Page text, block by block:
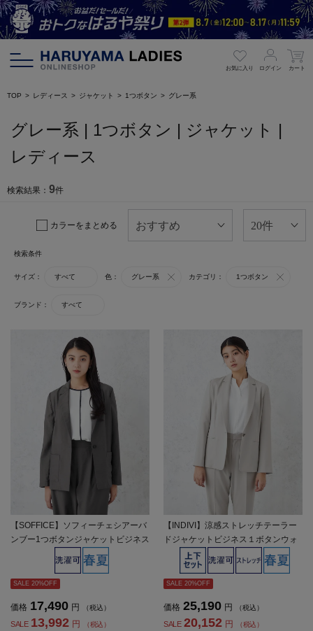
お気に入り ログイン カート
TOP レディース ジャケット 1つボタン グレー系
グレー系 | 1つボタン | ジャケット |
レディース
検索結果： 9件
カラーをまとめる
検索条件
サイズ： すべて 色： グレー系 カテゴリ： 1つボタン
ブランド： すべて
【SOFFICE】ソフィーチェシアーバ
ンブー1つボタンジャケットビジネス
ウォッシャブル軽量春夏【レディー
SALE 20%OFF
価格 17,490 円 （税込）
SALE 13,992 円 （税込）
【INDIVI】涼感ストレッチテーラー
ドジャケットビジネス１ボタンウォ
ッシャブル春夏【レディース】
SALE 20%OFF
価格 25,190 円 （税込）
SALE 20,152 円 （税込）